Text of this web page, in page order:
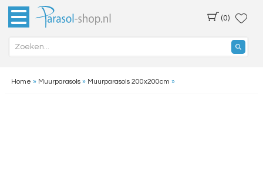
(0)
Home » Muurparasols» Muurparasols 200x200cm »